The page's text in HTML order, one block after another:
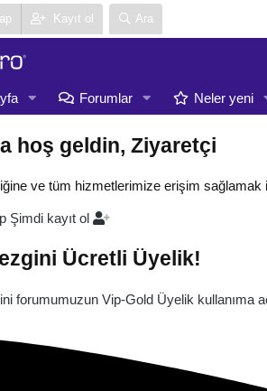
Kayıt ol Ara
Forumlar Neler yeni
hoş geldin, Ziyaretçi
ve tüm hizmetlerimize erişim sağlamak
Şimdi kayıt ol
Ücretli Üyelik!
forumumuzun Vip-Gold Üyelik kullanıma